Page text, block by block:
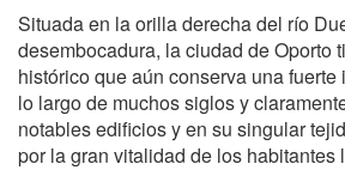
Situada en la orilla derecha del río
desembocadura, la ciudad de Oporto
histórico que aún conserva una
lo largo de muchos siglos y
notables edificios y en su singular
por la gran vitalidad de los habitantes